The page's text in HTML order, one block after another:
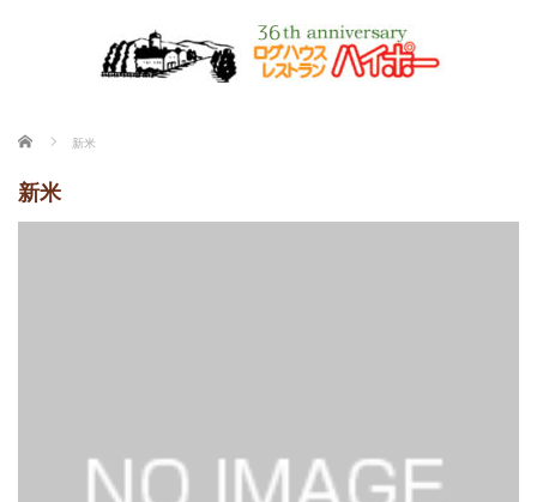
ホーム 新米
新米